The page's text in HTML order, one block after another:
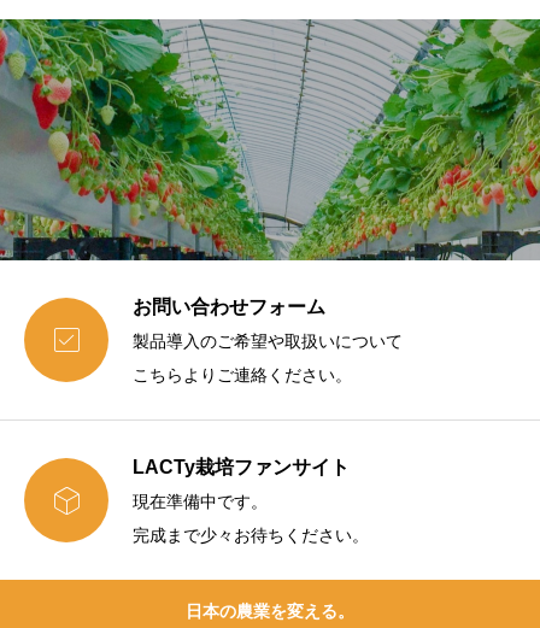

お問い合わせフォーム
製品導入のご希望や取扱いについて
こちらよりご連絡ください。

LACTy栽培ファンサイト
現在準備中です。
完成まで少々お待ちください。
日本の農業を変える。